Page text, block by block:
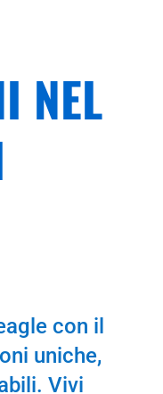
NEL
con il
uniche,
Vivi